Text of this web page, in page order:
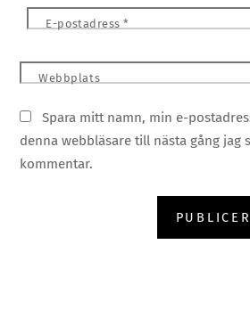
E-postadress*
Webbplats
Spara mitt namn, min e-
denna webbläsare till nästa gång jag
kommentar.